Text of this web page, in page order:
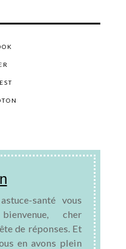
santé vous
cher
de réponses. Et
en avons plein